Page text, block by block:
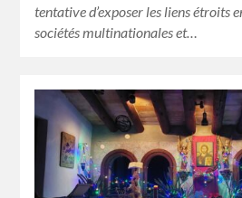
tentative d’exposer les liens étroits
sociétés multinationales et…